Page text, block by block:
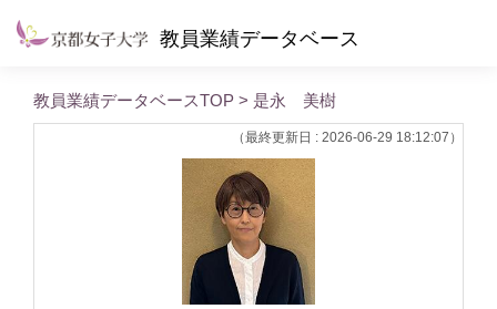
教員業績データベース
教員業績データベースTOP > 是永 美樹
（最終更新日 : 2026-06-29 18:12:07）